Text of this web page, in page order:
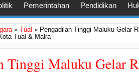
Pemerintahan Pendidikan
» Tual » Pengadilan Tinggi Maluku Gelar
Tual & Malra
Tinggi Maluku Gelar